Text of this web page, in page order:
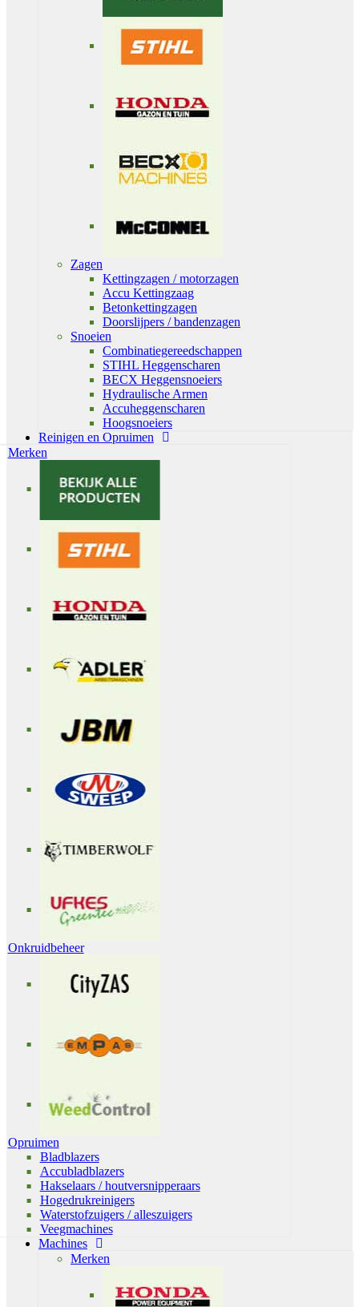
Zagen
Kettingzagen / motorzagen
Accu Kettingzaag
Betonkettingzagen
Doorslijpers / bandenzagen
Snoeien
Combinatiegereedschappen
STIHL Heggenscharen
BECX Heggensnoeiers
Hydraulische Armen
Accuheggenscharen
Hoogsnoeiers
Reinigen en Opruimen
Merken
Onkruidbeheer
Opruimen
Bladblazers
Accubladblazers
Hakselaars / houtversnipperaars
Hogedrukreinigers
Waterstofzuigers / alleszuigers
Veegmachines
Machines
Merken